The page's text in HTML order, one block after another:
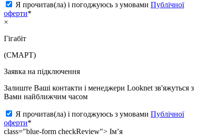
Я прочитав(ла) і погоджуюсь з умовами Публічної
оферти*
×
Гігабіт
(СМАРТ)
Заявка на підключення
Залиште Ваші контакти і менеджери Looknet зв'яжуться з
Вами найближчим часом
Я прочитав(ла) і погоджуюсь з умовами Публічної
оферти*
class="blue-form checkReview"> Ім’я